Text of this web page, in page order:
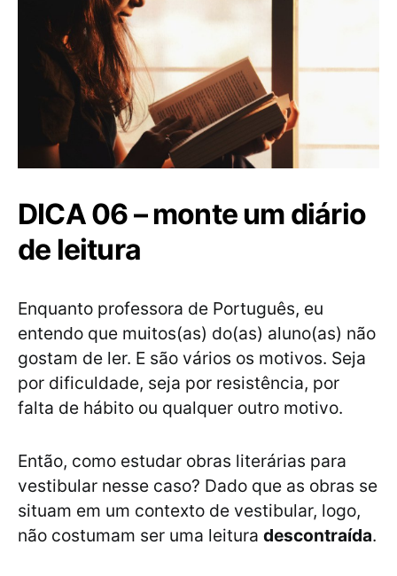
DICA 06 – monte um diário
de leitura
Enquanto professora de Português, eu
entendo que muitos(as) do(as) aluno(as) não
gostam de ler. E são vários os motivos. Seja
por dificuldade, seja por resistência, por
falta de hábito ou qualquer outro motivo.
Então, como estudar obras literárias para
vestibular nesse caso? Dado que as obras se
situam em um contexto de vestibular, logo,
não costumam ser uma leitura descontraída.